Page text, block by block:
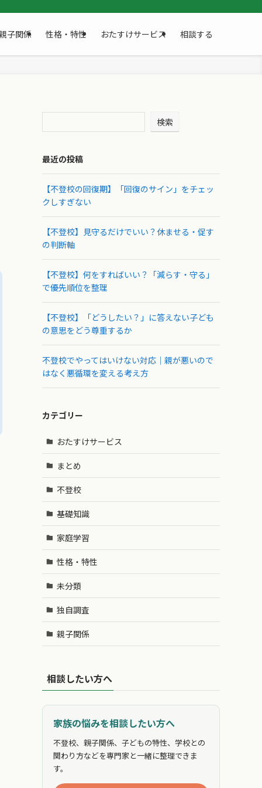
子関係 性格・特性 おたすけサービス 相談する
検索
最近の投稿
【不登校の回復期】「回復のサイン」をチェッ
クしすぎない
【不登校】見守るだけでいい？休ませる・促す
の判断軸
【不登校】何をすればいい？「減らす・守る」
で優先順位を整理
【不登校】「どうしたい？」に答えない子ども
の意思をどう尊重するか
不登校でやってはいけない対応｜親が悪いので
はなく悪循環を変える考え方
カテゴリー
おたすけサービス
まとめ
不登校
基礎知識
家庭学習
性格・特性
未分類
独自調査
親子関係
相談したい方へ
家族の悩みを相談したい方へ
不登校、親子関係、子どもの特性、学校との
関わり方などを専門家と一緒に整理できま
す。